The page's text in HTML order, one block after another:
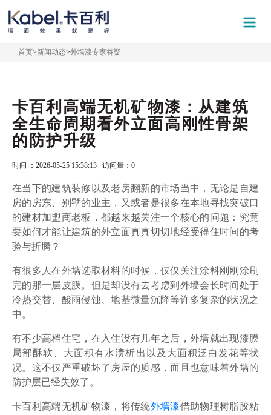
首页>新闻动态>外墙漆专家答疑
卡百利高端无机矿物漆：从建筑
全生命周期看外立面高刚性骨架
的防护升级
时间 ：2026-05-25 15:38:13 访问量： 0
在当下的建筑装修以及老房翻新的市场当中，无论是自建
房的房东、别墅的业主，又或者是很多在本地寻找突破口
的建材加盟商老板，都越来越关注一个核心的问题：究竟
要如何才能让建筑的外立面真真切切地经受得住时间的考
验与折腾？
有很多人在外墙选取材料的时候，仅仅关注涂料刚刚涂刷
完的那一层皮膜。但是却没有去考虑到外墙会长时间处于
冷热交替、酸雨侵蚀、地基微量沉降等许多复杂的状况之
中。
有不少高档住宅，在入住没有几年之后，外墙就出现漆膜
局部酥软、大面积有水渍析出以及大面积泛白发花等状
况。这不仅严重破坏了房屋的质感，而且也意味着外墙的
防护层已经失效了。
卡百利高端无机矿物漆，将传统外墙漆借助物理树脂胶粘